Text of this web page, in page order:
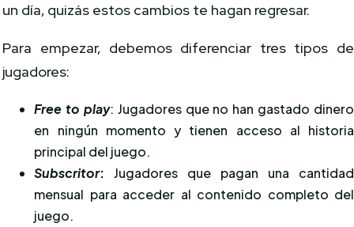
un día, quizás estos cambios te hagan regresar.
Para empezar, debemos diferenciar tres tipos de
jugadores:
Free to play: Jugadores que no han gastado dinero
en ningún momento y tienen acceso al historia
principal del juego.
Subscritor: Jugadores que pagan una cantidad
mensual para acceder al contenido completo del
juego.